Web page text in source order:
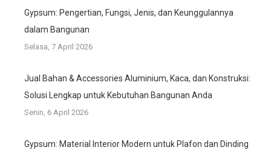
Gypsum: Pengertian, Fungsi, Jenis, dan Keunggulannya
dalam Bangunan
Selasa, 7 April 2026
Jual Bahan & Accessories Aluminium, Kaca, dan Konstruksi:
Solusi Lengkap untuk Kebutuhan Bangunan Anda
Senin, 6 April 2026
Gypsum: Material Interior Modern untuk Plafon dan Dinding